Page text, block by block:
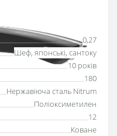
0,27
Шеф, японські, сантоку
10 років
180
Нержавіюча сталь Nitrum
Поліоксиметилен
12
Коване